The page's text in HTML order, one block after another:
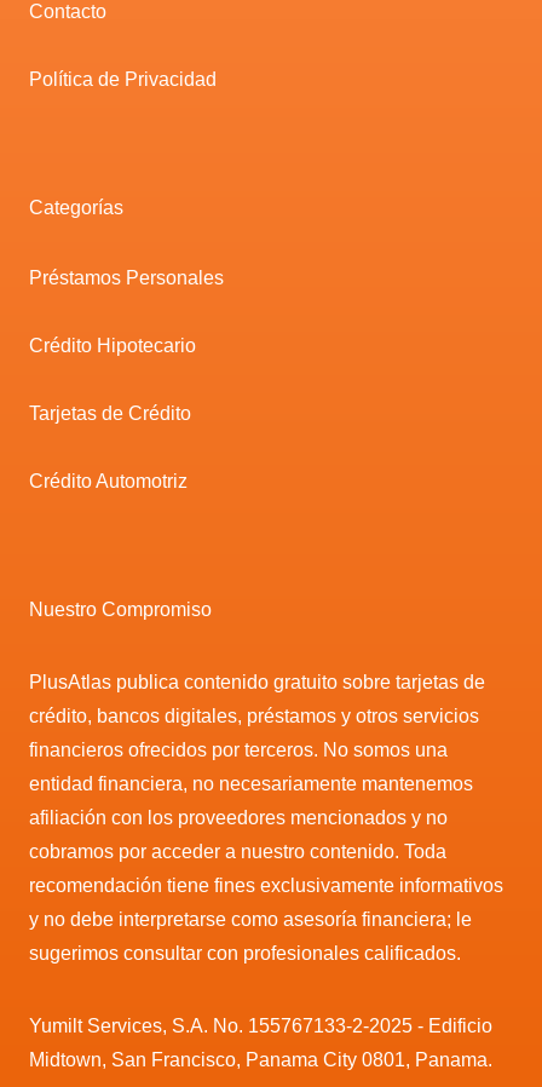
Contacto
Política de Privacidad
Categorías
Préstamos Personales
Crédito Hipotecario
Tarjetas de Crédito
Crédito Automotriz
Nuestro Compromiso
PlusAtlas publica contenido gratuito sobre tarjetas de
crédito, bancos digitales, préstamos y otros servicios
financieros ofrecidos por terceros. No somos una
entidad financiera, no necesariamente mantenemos
afiliación con los proveedores mencionados y no
cobramos por acceder a nuestro contenido. Toda
recomendación tiene fines exclusivamente informativos
y no debe interpretarse como asesoría financiera; le
sugerimos consultar con profesionales calificados.
Yumilt Services, S.A. No. 155767133-2-2025 - Edificio
Midtown, San Francisco, Panama City 0801, Panama.